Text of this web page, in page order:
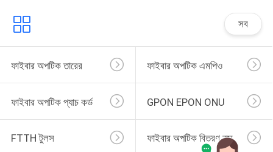
সব
ফাইবার অপটিক তারের ফাইবার অপটিক এমপিও
ফাইবার অপটিক প্যাচ কর্ড GPON EPON ONU
FTTH টুলস ফাইবার অপটিক বিতরণ বক্স